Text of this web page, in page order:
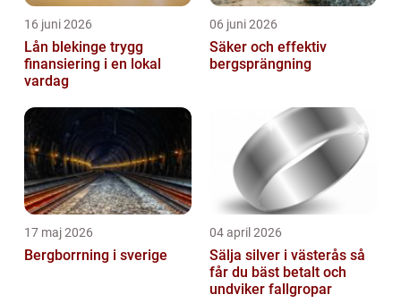
16 juni 2026
Lån blekinge trygg
finansiering i en lokal
vardag
06 juni 2026
Säker och effektiv
bergsprängning
17 maj 2026
Bergborrning i sverige
04 april 2026
Sälja silver i västerås så
får du bäst betalt och
undviker fallgropar